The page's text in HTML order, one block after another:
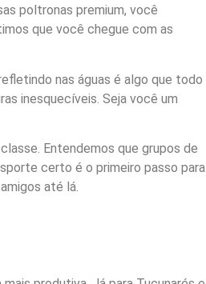
poltronas premium, você
que você chegue com as
nas águas é algo que todo
inesquecíveis. Seja você um
Entendemos que grupos de
certo é o primeiro passo para
até lá.